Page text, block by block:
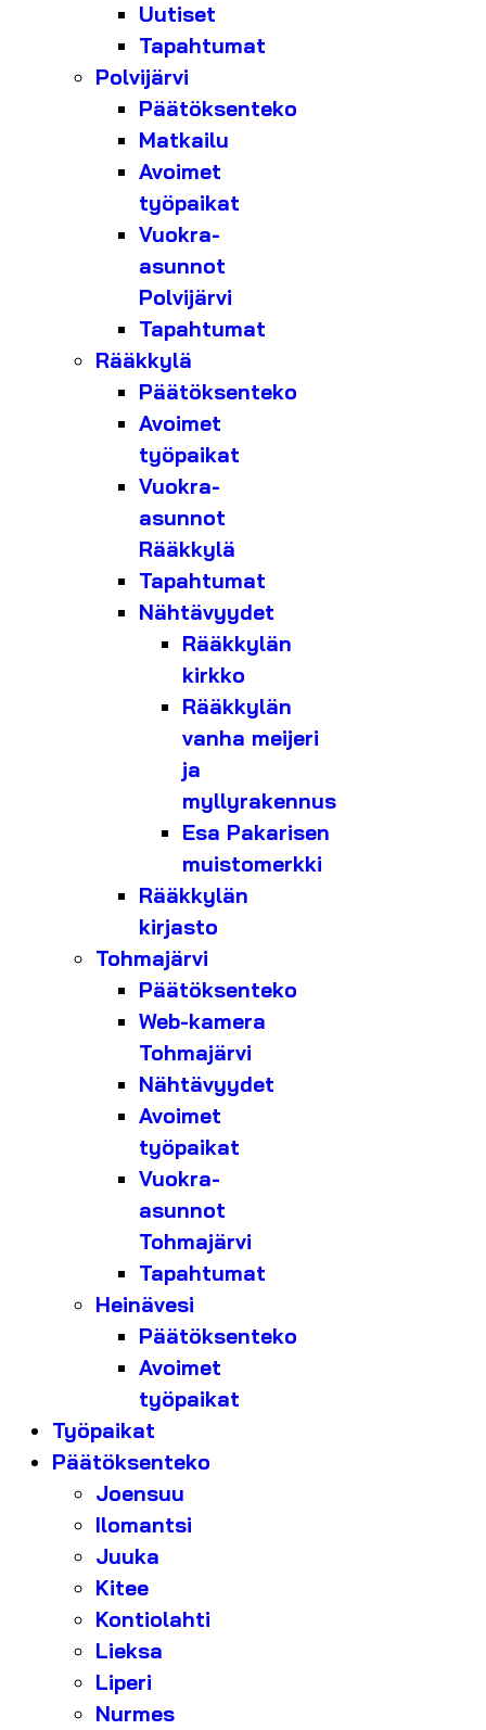
Uutiset
Tapahtumat
Polvijärvi
Päätöksenteko
Matkailu
Avoimet
työpaikat
Vuokra-
asunnot
Polvijärvi
Tapahtumat
Rääkkylä
Päätöksenteko
Avoimet
työpaikat
Vuokra-
asunnot
Rääkkylä
Tapahtumat
Nähtävyydet
Rääkkylän
kirkko
Rääkkylän
vanha meijeri
ja
myllyrakennus
Esa Pakarisen
muistomerkki
Rääkkylän
kirjasto
Tohmajärvi
Päätöksenteko
Web-kamera
Tohmajärvi
Nähtävyydet
Avoimet
työpaikat
Vuokra-
asunnot
Tohmajärvi
Tapahtumat
Heinävesi
Päätöksenteko
Avoimet
työpaikat
Työpaikat
Päätöksenteko
Joensuu
Ilomantsi
Juuka
Kitee
Kontiolahti
Lieksa
Liperi
Nurmes